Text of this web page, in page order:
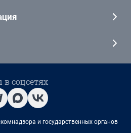
соцсетях
и государственных органов